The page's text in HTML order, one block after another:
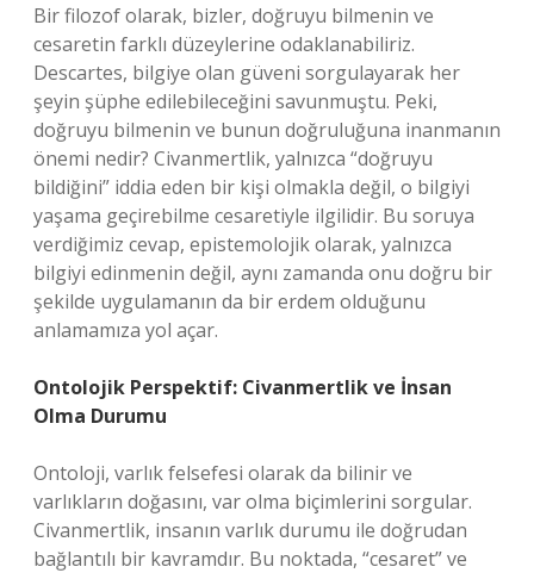
Bir filozof olarak, bizler, doğruyu bilmenin ve
cesaretin farklı düzeylerine odaklanabiliriz.
Descartes, bilgiye olan güveni sorgulayarak her
şeyin şüphe edilebileceğini savunmuştu. Peki,
doğruyu bilmenin ve bunun doğruluğuna inanmanın
önemi nedir? Civanmertlik, yalnızca “doğruyu
bildiğini” iddia eden bir kişi olmakla değil, o bilgiyi
yaşama geçirebilme cesaretiyle ilgilidir. Bu soruya
verdiğimiz cevap, epistemolojik olarak, yalnızca
bilgiyi edinmenin değil, aynı zamanda onu doğru bir
şekilde uygulamanın da bir erdem olduğunu
anlamamıza yol açar.
Ontolojik Perspektif: Civanmertlik ve İnsan
Olma Durumu
Ontoloji, varlık felsefesi olarak da bilinir ve
varlıkların doğasını, var olma biçimlerini sorgular.
Civanmertlik, insanın varlık durumu ile doğrudan
bağlantılı bir kavramdır. Bu noktada, “cesaret” ve